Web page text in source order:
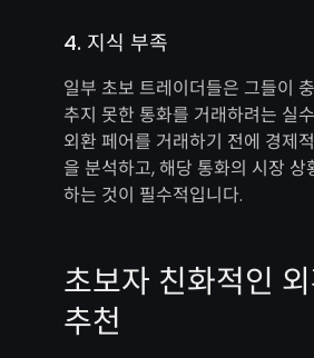
4. 지식 부족
일부 초보 트레이더들은 그들이
추지 못한 통화를 거래하려는 실
외환 페어를 거래하기 전에 경제
을 분석하고, 해당 통화의 시장 상
하는 것이 필수적입니다.
초보자 친화적인
추천